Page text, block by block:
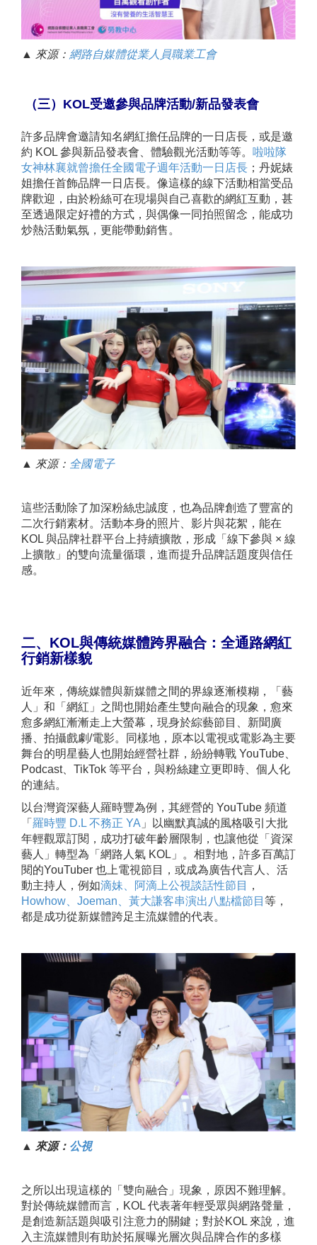
▲ 來源： 網路自媒體從業人員職業工會
（三）KOL受邀參與品牌活動/新品發表會
許多品牌會邀請知名網紅擔任品牌的一日店長，或是邀
約 KOL 參與新品發表會、體驗觀光活動等等。 啦啦隊
女神林襄就曾擔任全國電子週年活動一日店長 ；丹妮婊
姐擔任首飾品牌一日店長。像這樣的線下活動相當受品
牌歡迎，由於粉絲可在現場與自己喜歡的網紅互動，甚
至透過限定好禮的方式，與偶像一同拍照留念，能成功
炒熱活動氣氛，更能帶動銷售。
▲ 來源： 全國電子
這些活動除了加深粉絲忠誠度，也為品牌創造了豐富的
二次行銷素材。活動本身的照片、影片與花絮，能在
KOL 與品牌社群平台上持續擴散，形成「線下參與 × 線
上擴散」的雙向流量循環，進而提升品牌話題度與信任
感。
二、KOL與傳統媒體跨界融合：全通路網紅
行銷新樣貌
近年來，傳統媒體與新媒體之間的界線逐漸模糊，「藝
人」和「網紅」之間也開始產生雙向融合的現象，愈來
愈多網紅漸漸走上大螢幕，現身於綜藝節目、新聞廣
播、拍攝戲劇/電影。同樣地，原本以電視或電影為主要
舞台的明星藝人也開始經營社群，紛紛轉戰 YouTube、
Podcast、TikTok 等平台，與粉絲建立更即時、個人化
的連結。
以台灣資深藝人羅時豐為例，其經營的 YouTube 頻道
「 羅時豐 D.L 不務正 YA 」以幽默真誠的風格吸引大批
年輕觀眾訂閱，成功打破年齡層限制，也讓他從「資深
藝人」轉型為「網路人氣 KOL」。相對地，許多百萬訂
閱的YouTuber 也上電視節目，或成為廣告代言人、活
動主持人，例如滴妹、阿滴上公視談話性節目
，
Howhow、Joeman、黃大謙客串演出八點檔節目 等，
都是成功從新媒體跨足主流媒體的代表。
▲ 來源： 公視
之所以出現這樣的「雙向融合」現象，原因不難理解。
對於傳統媒體而言，KOL 代表著年輕受眾與網路聲量，
是創造新話題與吸引注意力的關鍵；對於KOL 來說，進
入主流媒體則有助於拓展曝光層次與品牌合作的多樣